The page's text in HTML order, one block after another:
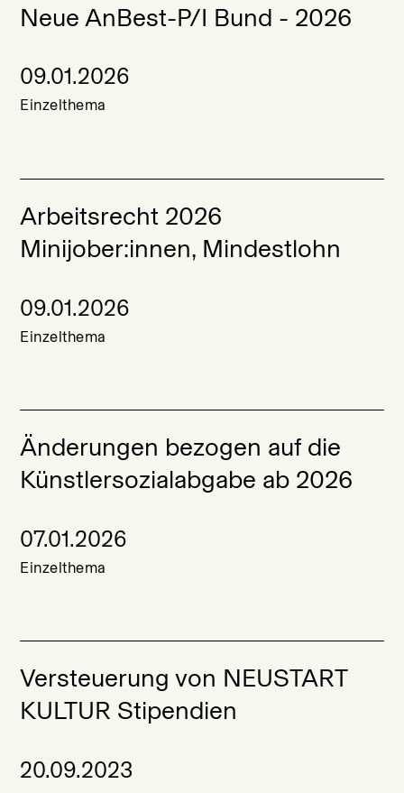
Neue AnBest-P/I Bund - 2026
09.01.2026
Einzelthema
Arbeitsrecht 2026
Minijober:innen, Mindestlohn
09.01.2026
Einzelthema
Änderungen bezogen auf die
Künstlersozialabgabe ab 2026
07.01.2026
Einzelthema
Versteuerung von NEUSTART
KULTUR Stipendien
20.09.2023